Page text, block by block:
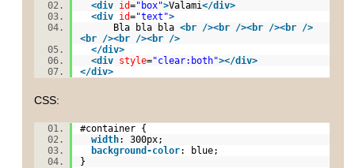
<div id="box">Valami</div>
<div id="text">
Bla bla bla <br /><br /><br /><br />
<br /><br /><br />
</div>
<div style="clear:both"></div>
</div>
CSS:
#container {
width: 300px;
background-color: blue;
}